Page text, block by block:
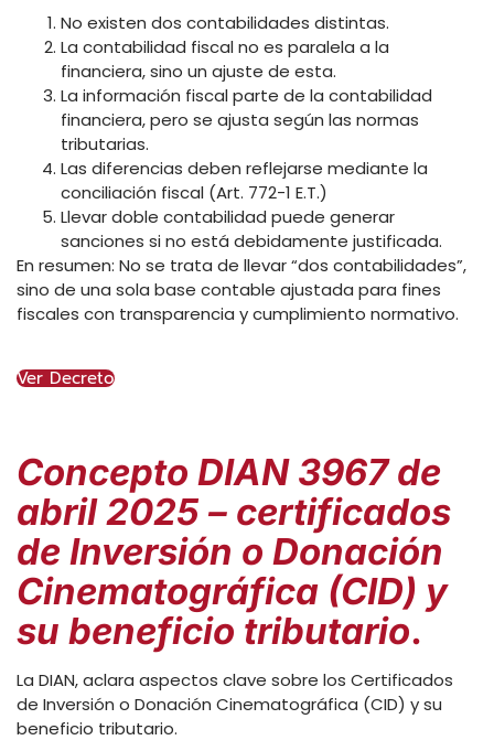
No existen dos contabilidades distintas.
La contabilidad fiscal no es paralela a la
financiera, sino un ajuste de esta.
La información fiscal parte de la contabilidad
financiera, pero se ajusta según las normas
tributarias.
Las diferencias deben reflejarse mediante la
conciliación fiscal (Art. 772-1 E.T.)
Llevar doble contabilidad puede generar
sanciones si no está debidamente justificada.
En resumen: No se trata de llevar “dos contabilidades”,
sino de una sola base contable ajustada para fines
fiscales con transparencia y cumplimiento normativo.
Ver Decreto
Concepto DIAN 3967 de
abril 2025 – certificados
de Inversión o Donación
Cinematográfica (CID) y
su beneficio tributario.
La DIAN, aclara aspectos clave sobre los Certificados
de Inversión o Donación Cinematográfica (CID) y su
beneficio tributario.